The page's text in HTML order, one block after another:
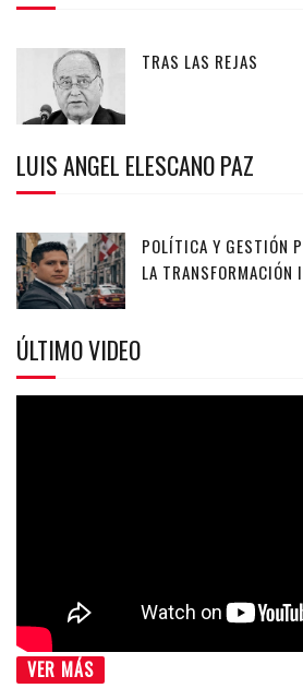
TRAS LAS REJAS
LUIS ANGEL ELESCANO PAZ
POLÍTICA Y GESTIÓN
LA
ÚLTIMO VIDEO
VER MÁS